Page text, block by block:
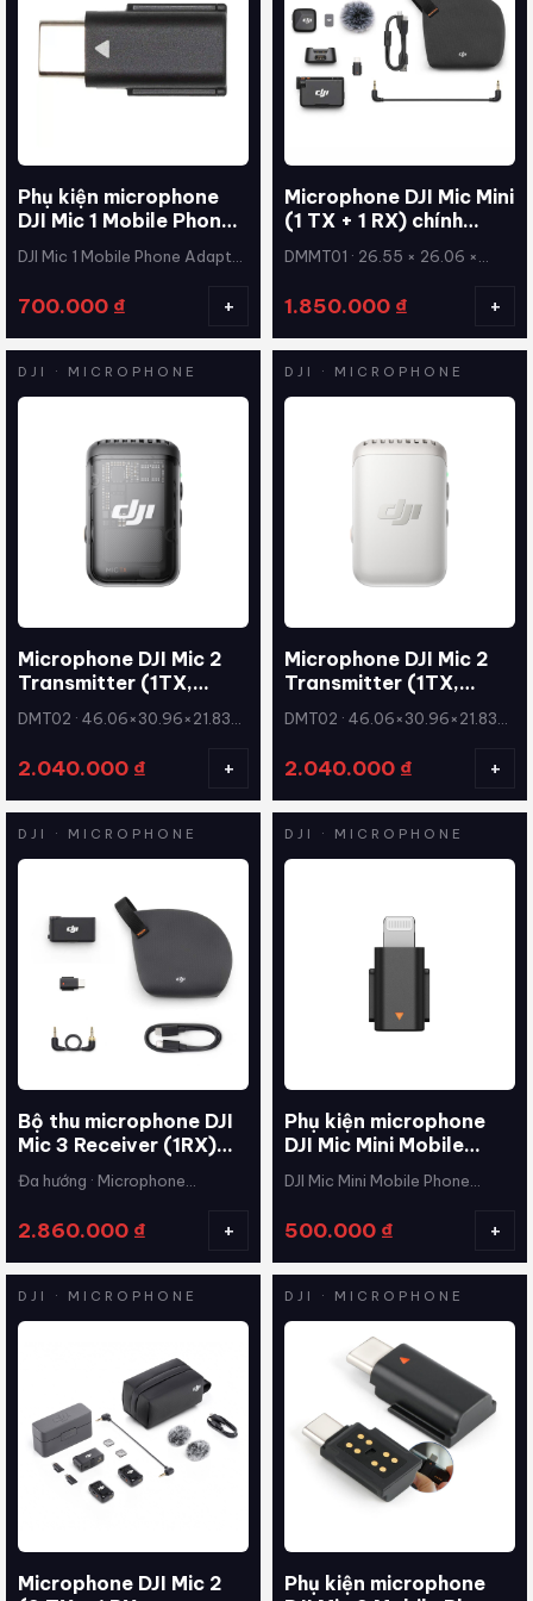
Phụ kiện microphone
DJI Mic 1 Mobile Phone
Adapter (USB Type-C)
chính hãng
DJI Mic 1 Mobile Phone Adapter
700.000 ₫ +
Microphone DJI Mic Mini
(1 TX + 1 RX) chính
hãng, ghi âm chuyên
nghiệp
DMMT01 · 26.55 × 26.06 ×
1.850.000 ₫ +
DJI · MICROPHONE
Microphone DJI Mic 2
Transmitter (1TX,
Shadow Black) chính
hãng
DMT02 · 46.06×30.96×21.83
2.040.000 ₫ +
DJI · MICROPHONE
Microphone DJI Mic 2
Transmitter (1TX,
Pearl White) chính
hãng
DMT02 · 46.06×30.96×21.83
2.040.000 ₫ +
DJI · MICROPHONE
Bộ thu microphone DJI
Mic 3 Receiver (1RX)
chính hãng, siêu nhỏ
gọn
Đa hướng · Microphone
94dB SPL
2.860.000 ₫ +
DJI · MICROPHONE
Phụ kiện microphone
DJI Mic Mini Mobile
Phone Adapter
(Lightning)
DJI Mic Mini Mobile Phone
Lightning
500.000 ₫ +
DJI · MICROPHONE
Microphone DJI Mic 2
DJI · MICROPHONE
Phụ kiện microphone